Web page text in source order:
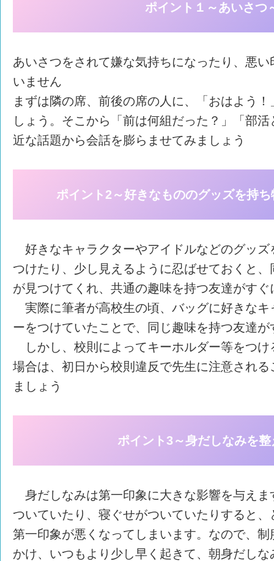
ポイント１～あいさつ
あいさつをされて嫌な気持ちになったり、悪
いません
まずは隣の席、前後の席の人に、「おはよう
しょう。そこから「前は何組だった？」「部
近な話題から会話を膨らませてみましょう
ポイント2～好きなもののグッズを持
好きなキャラクターやアイドルなどのグッズ
つけたり、少し見えるように忍ばせておくと
が見つけてくれ、共通の趣味を持つ友達がす
実際に筆者が高校生の頃、バッグに好きなキ
ーをつけていたことで、同じ趣味を持つ友達
しかし、校則によってキーホルダー等をつけ
場合は、初日から校則違反で先生に注意され
ましょう
ポイント3～身だしなみを
身だしなみは第一印象に大きな影響を与えま
ついていたり、寝ぐせがついていたりすると
第一印象が悪くなってしまいます。なので、
かけ、いつもより少し早く起きて、朝身だし